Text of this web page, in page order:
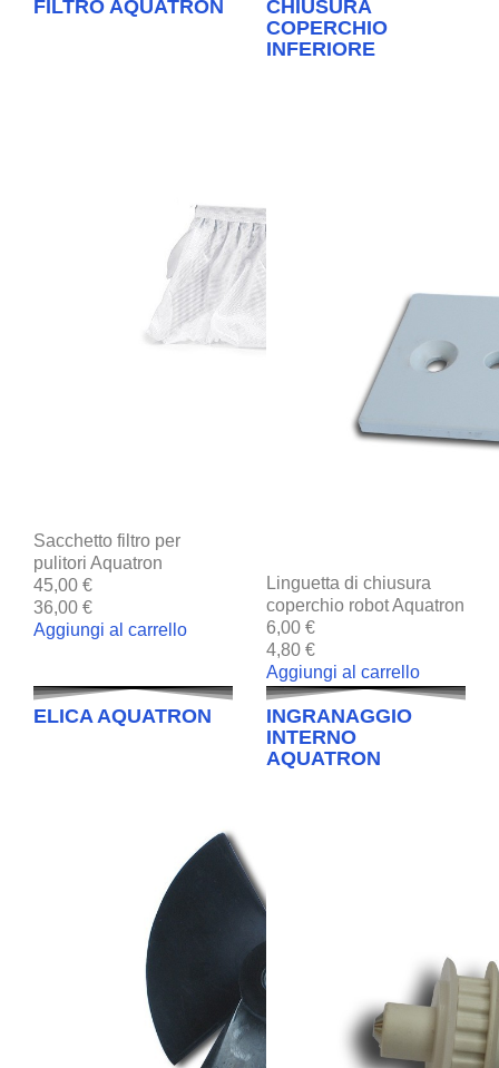
FILTRO AQUATRON
Sacchetto filtro per
pulitori Aquatron
45,00 €
36,00 €
Aggiungi al carrello
CHIUSURA
COPERCHIO
INFERIORE
Linguetta di chiusura
coperchio robot Aquatron
6,00 €
4,80 €
Aggiungi al carrello
ELICA AQUATRON
INGRANAGGIO
INTERNO
AQUATRON